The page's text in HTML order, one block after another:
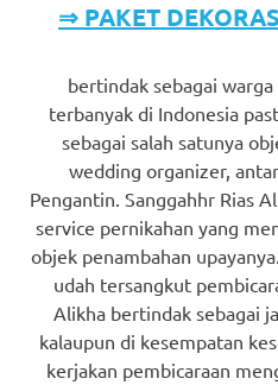
⇒ PAKET
bertindak sebagai
terbanyak di Indonesia
sebagai salah satunya
wedding organizer,
Pengantin. Sanggahhr Rias
service pernikahan yang
objek penambahan
udah tersangkut
Alikha bertindak sebagai
kalaupun di kesempatan
kerjakan pembicaraan